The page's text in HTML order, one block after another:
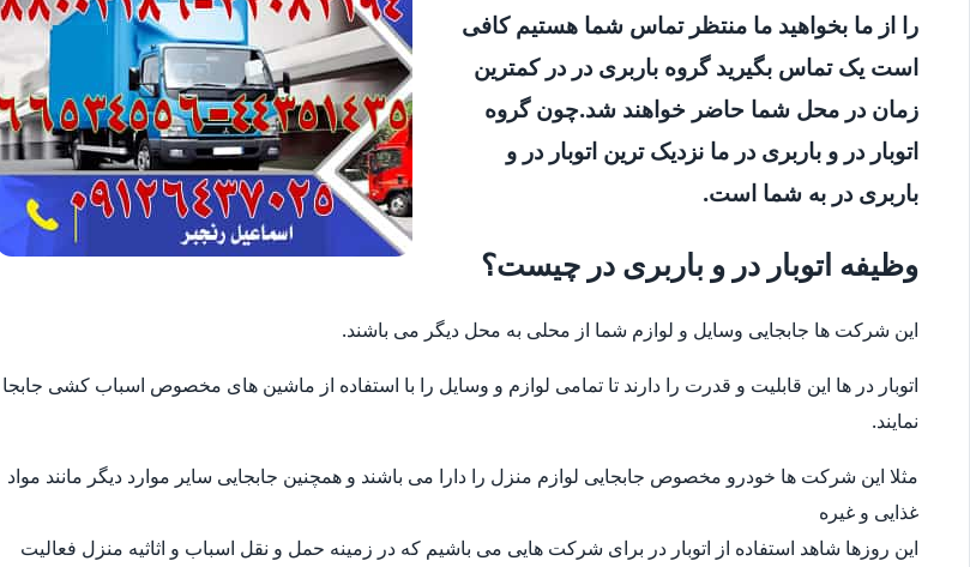
را از ما بخواهید ما منتظر تماس شما هستیم کافی
است یک تماس بگیرید گروه باربری در در کمترین
زمان در محل شما حاضر خواهند شد.چون گروه
اتوبار در و باربری در ما نزدیک ترین اتوبار در و
باربری در به شما است.
وظیفه اتوبار در و باربری در چیست؟
این شرکت ها جابجایی وسایل و لوازم شما از محلی به محل دیگر می باشند.
اتوبار در ها این قابلیت و قدرت را دارند تا تمامی لوازم و وسایل را با استفاده از ماشین های مخصوص اسباب کشی جابجا
نمایند.
مثلا این شرکت ها خودرو مخصوص جابجایی لوازم منزل را دارا می باشند و همچنین جابجایی سایر موارد دیگر مانند مواد
غذایی و غیره
این روزها شاهد استفاده از اتوبار در برای شرکت هایی می باشیم که در زمینه حمل و نقل اسباب و اثاثیه منزل فعالیت